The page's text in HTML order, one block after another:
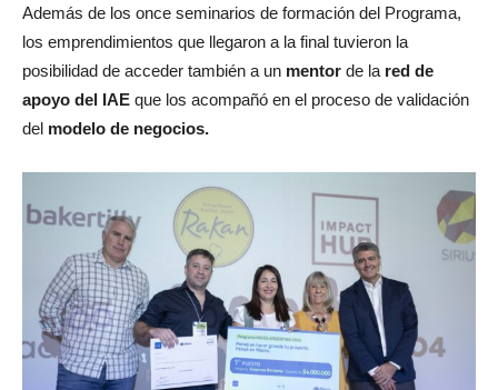
Además de los once seminarios de formación del Programa,
los emprendimientos que llegaron a la final tuvieron la
posibilidad de acceder también a un mentor de la red de
apoyo del IAE que los acompañó en el proceso de validación
del modelo de negocios.